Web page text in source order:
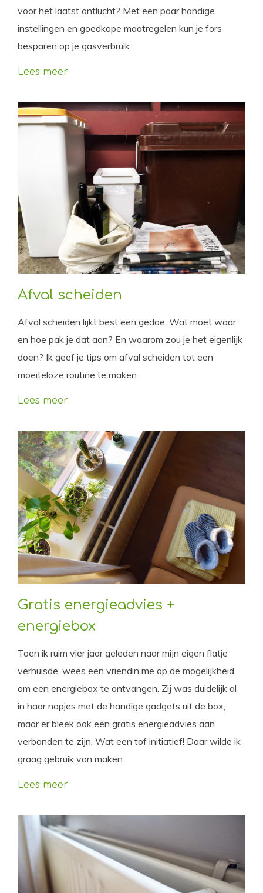
voor het laatst ontlucht? Met een paar handige
instellingen en goedkope maatregelen kun je fors
besparen op je gasverbruik.
Lees meer
Afval scheiden
Afval scheiden lijkt best een gedoe. Wat moet waar
en hoe pak je dat aan? En waarom zou je het eigenlijk
doen? Ik geef je tips om afval scheiden tot een
moeiteloze routine te maken.
Lees meer
Gratis energieadvies +
energiebox
Toen ik ruim vier jaar geleden naar mijn eigen flatje
verhuisde, wees een vriendin me op de mogelijkheid
om een energiebox te ontvangen. Zij was duidelijk al
in haar nopjes met de handige gadgets uit de box,
maar er bleek ook een gratis energieadvies aan
verbonden te zijn. Wat een tof initiatief! Daar wilde ik
graag gebruik van maken.
Lees meer